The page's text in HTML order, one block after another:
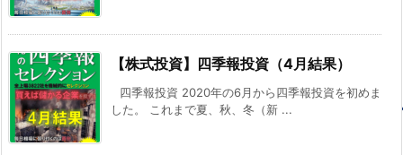
【株式投資】四季報投資（4月結果）
四季報投資 2020年の6月から四季報投資を初めま
した。 これまで夏、秋、冬（新 ...